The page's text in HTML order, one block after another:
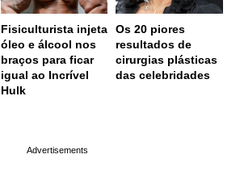
Fisiculturista injeta
óleo e álcool nos
braços para ficar
igual ao Incrível
Hulk
Os 20 piores
resultados de
cirurgias plásticas
das celebridades